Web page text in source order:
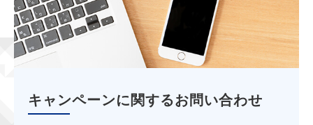
キャンペーンに関するお問い合わせ